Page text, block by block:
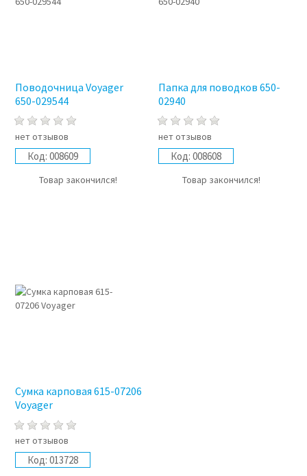
Поводочница Voyager
650-029544
нет отзывов
Код: 008609
Товар закончился!
Папка для поводков 650-
02940
нет отзывов
Код: 008608
Товар закончился!
Сумка карповая 615-07206
Voyager
нет отзывов
Код: 013728